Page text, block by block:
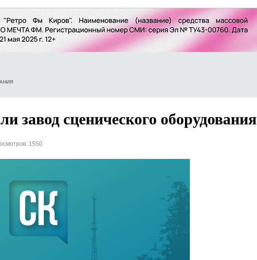
завод сценического оборудования
1550